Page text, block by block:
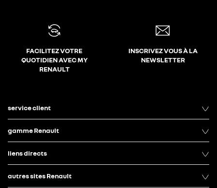
FACILITEZ VOTRE
QUOTIDIEN AVEC MY
RENAULT
INSCRIVEZ VOUS À LA
NEWSLETTER
service client
gamme Renault
liens directs
autres sites Renault